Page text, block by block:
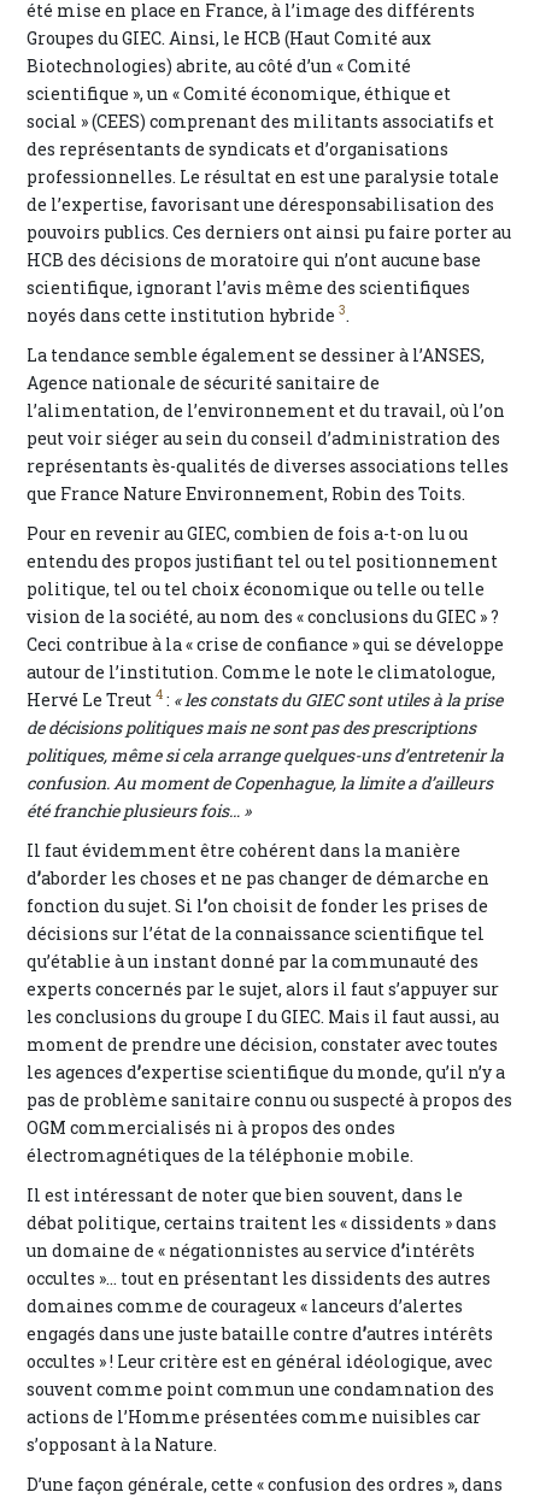
été mise en place en France, à l’image des différents
Groupes du GIEC. Ainsi, le HCB (Haut Comité aux
Biotechnologies) abrite, au côté d’un « Comité
scientifique », un « Comité économique, éthique et
social » (CEES) comprenant des militants associatifs et
des représentants de syndicats et d’organisations
professionnelles. Le résultat en est une paralysie totale
de l’expertise, favorisant une déresponsabilisation des
pouvoirs publics. Ces derniers ont ainsi pu faire porter au
HCB des décisions de moratoire qui n’ont aucune base
scientifique, ignorant l’avis même des scientifiques
noyés dans cette institution hybride 3.
La tendance semble également se dessiner à l’ANSES,
Agence nationale de sécurité sanitaire de
l’alimentation, de l’environnement et du travail, où l’on
peut voir siéger au sein du conseil d’administration des
représentants ès-qualités de diverses associations telles
que France Nature Environnement, Robin des Toits.
Pour en revenir au GIEC, combien de fois a-t-on lu ou
entendu des propos justifiant tel ou tel positionnement
politique, tel ou tel choix économique ou telle ou telle
vision de la société, au nom des « conclusions du GIEC » ?
Ceci contribue à la « crise de confiance » qui se développe
autour de l’institution. Comme le note le climatologue,
Hervé Le Treut 4 : « les constats du GIEC sont utiles à la prise
de décisions politiques mais ne sont pas des prescriptions
politiques, même si cela arrange quelques-uns d’entretenir la
confusion. Au moment de Copenhague, la limite a d’ailleurs
été franchie plusieurs fois… »
Il faut évidemment être cohérent dans la manière
d’aborder les choses et ne pas changer de démarche en
fonction du sujet. Si l’on choisit de fonder les prises de
décisions sur l’état de la connaissance scientifique tel
qu’établie à un instant donné par la communauté des
experts concernés par le sujet, alors il faut s’appuyer sur
les conclusions du groupe I du GIEC. Mais il faut aussi, au
moment de prendre une décision, constater avec toutes
les agences d’expertise scientifique du monde, qu’il n’y a
pas de problème sanitaire connu ou suspecté à propos des
OGM commercialisés ni à propos des ondes
électromagnétiques de la téléphonie mobile.
Il est intéressant de noter que bien souvent, dans le
débat politique, certains traitent les « dissidents » dans
un domaine de « négationnistes au service d’intérêts
occultes »... tout en présentant les dissidents des autres
domaines comme de courageux « lanceurs d’alertes
engagés dans une juste bataille contre d’autres intérêts
occultes » ! Leur critère est en général idéologique, avec
souvent comme point commun une condamnation des
actions de l’Homme présentées comme nuisibles car
s’opposant à la Nature.
D’une façon générale, cette « confusion des ordres », dans